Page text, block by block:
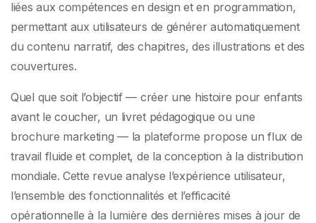
liées aux compétences en design et en programmation,
permettant aux utilisateurs de générer automatiquement
du contenu narratif, des chapitres, des illustrations et des
couvertures.
Quel que soit l’objectif — créer une histoire pour enfants
avant le coucher, un livret pédagogique ou une
brochure marketing — la plateforme propose un flux de
travail fluide et complet, de la conception à la distribution
mondiale. Cette revue analyse l’expérience utilisateur,
l’ensemble des fonctionnalités et l’efficacité
opérationnelle à la lumière des dernières mises à jour de